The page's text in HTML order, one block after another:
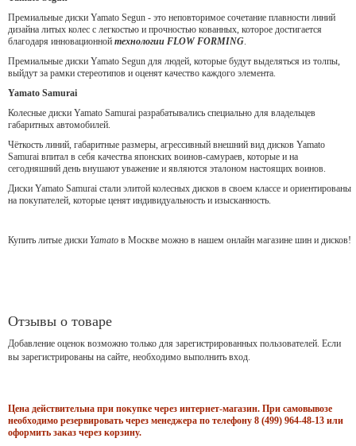
Премиальные диски Yamato Segun - это неповторимое сочетание плавности линий
дизайна литых колес с легкостью и прочностью кованных, которое достигается
благодаря инновационной технологии FLOW FORMING.
Премиальные диски Yamato Segun для людей, которые будут выделяться из толпы,
выйдут за рамки стереотипов и оценят качество каждого элемента.
Yamato Samurai
Колесные диски Yamato Samurai разрабатывались специально для владельцев
габаритных автомобилей.
Чёткость линий, габаритные размеры, агрессивный внешний вид дисков Yamato
Samurai впитал в себя качества японских воинов-самураев, которые и на
сегодняшний день внушают уважение и являются эталоном настоящих воинов.
Диски Yamato Samurai стали элитой колесных дисков в своем классе и ориентированы
на покупателей, которые ценят индивидуальность и изысканность.
Купить литые диски Yamato в Москве можно в нашем онлайн магазине шин и дисков!
Отзывы о товаре
Добавление оценок возможно только для зарегистрированных пользователей. Если
вы зарегистрированы на сайте, необходимо выполнить вход.
Цена действительна при покупке через интернет-магазин. При самовывозе
необходимо резервировать через менеджера по телефону 8 (499) 964-48-13 или
оформить заказ через корзину.